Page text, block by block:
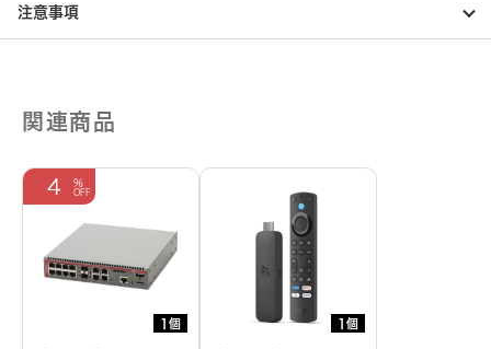
4GB/
ス
ト
タ
eMMC・
128GB/OS：
Android
12/9
型/SIM
ス
注意事項
関連商品
1個
4
1個